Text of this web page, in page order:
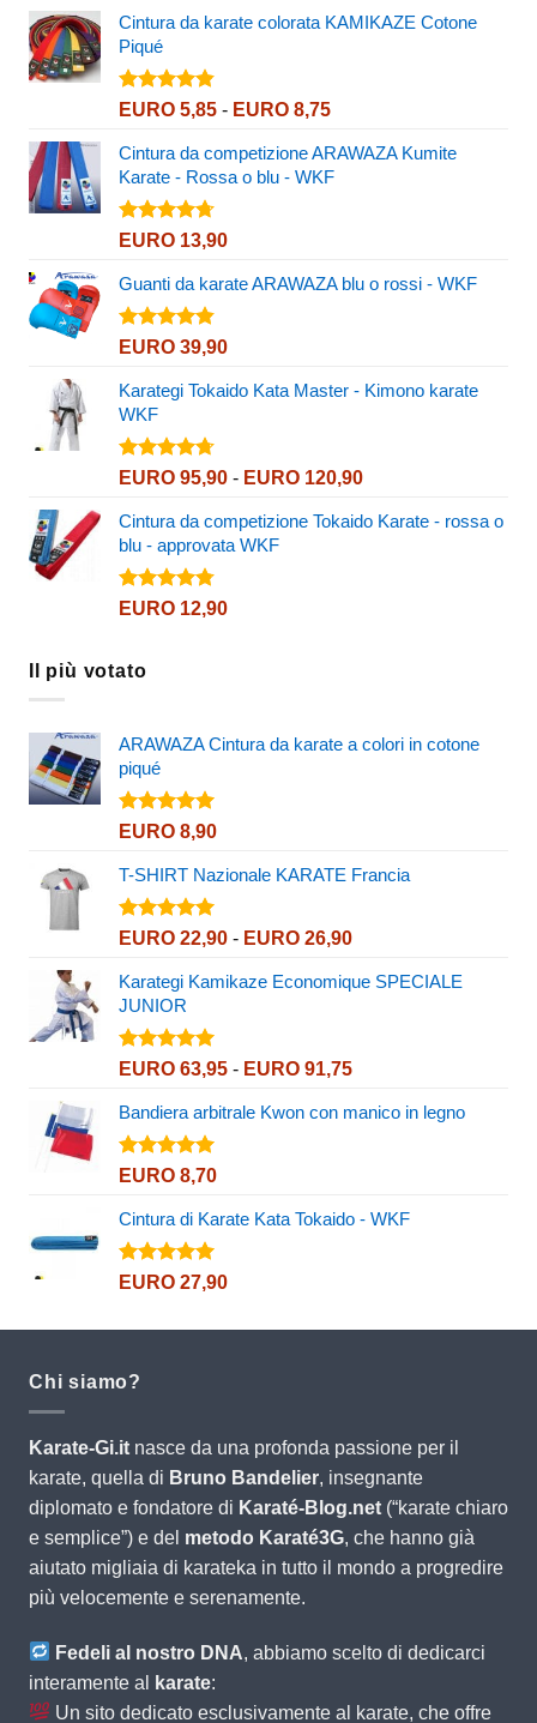
Cintura da karate colorata KAMIKAZE Cotone
Piqué
Valutato
EURO5,85 - EURO8,75Fascia
prezzo:
da
Cintura da competizione ARAWAZA Kumite
Karate - Rossa o blu - WKF
Valutato
EURO13,90
Guanti da karate ARAWAZA blu o rossi - WKF
Valutato
EURO39,90
Karategi Tokaido Kata Master - Kimono karate
WKF
Valutato
EURO95,90 - EURO120,90Fascia
prezzo:
Cintura da competizione Tokaido Karate - rossa o
blu - approvata WKF
Valutato
EURO12,90
Il più votato
ARAWAZA Cintura da karate a colori in cotone
piqué
Valutato
EURO8,90
T-SHIRT Nazionale KARATE Francia
Valutato
EURO22,90 - EURO26,90Fascia
prezzo:
a
Karategi Kamikaze Economique SPECIALE
JUNIOR
Valutato
EURO63,95 - EURO91,75Fascia
prezzo:
EURO 91,75
Bandiera arbitrale Kwon con manico in legno
Valutato
EURO8,70
Cintura di Karate Kata Tokaido - WKF
Valutato
EURO27,90
Chi siamo?
Karate-Gi.itnasce da una profonda passione per il
karate, quella di Bruno Bandelier, insegnante
diplomato e fondatore di Karaté-Blog.net(“karate chiaro
e semplice”) e del metodo Karaté3G, che hanno già
aiutato migliaia di karateka in tutto il mondo a progredire
più velocemente e serenamente.
Fedeli al nostro DNA, abbiamo scelto di dedicarci
interamente al
karate:
Un sito dedicato esclusivamente al karate, che offre